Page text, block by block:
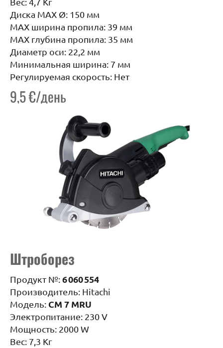
Диска MAX Ø: 150 мм
MAX ширина пропила: 39 мм
MAX глубина пропила: 35 мм
Диаметр оси: 22,2 мм
Минимальная ширина: 7 мм
Регулируемая скорость: Нет
9,5 €/день
Штроборез
Продукт №:6 060 554
Производитель: Hitachi
Модель: CM 7 MRU
Электропитание: 230 V
Мощность: 2000 W
Вес: 7,3 Кг